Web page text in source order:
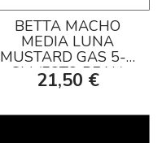
BETTA MACHO
MEDIA LUNA
MUSTARD GAS 5-6
CM (FOTO REAL)
21,50 €